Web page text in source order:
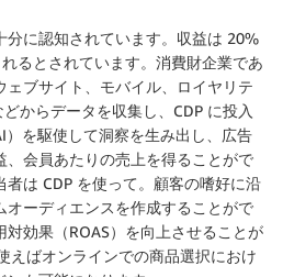
分に認知されています。収益は 20%
るとされています。消費財企業であ
ブサイト、モバイル、ロイヤリテ
からデータを収集し、CDP に投入
）を駆使して洞察を生み出し、広告
、会員あたりの売上を得ることがで
者は CDP を使って。顧客の嗜好に沿
オーディエンスを作成することがで
対効果（ROAS）を向上させることが
えばオンラインでの商品選択におけ